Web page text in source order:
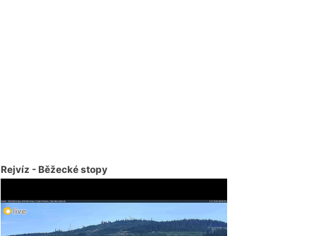
Rejvíz - Běžecké stopy